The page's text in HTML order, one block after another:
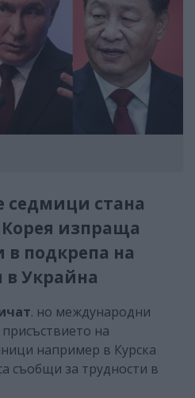
седмици стана
Корея изпраща
подкрепа на
в Украйна
. но международни
присъствието на
например в Курска
съобщи за трудности в